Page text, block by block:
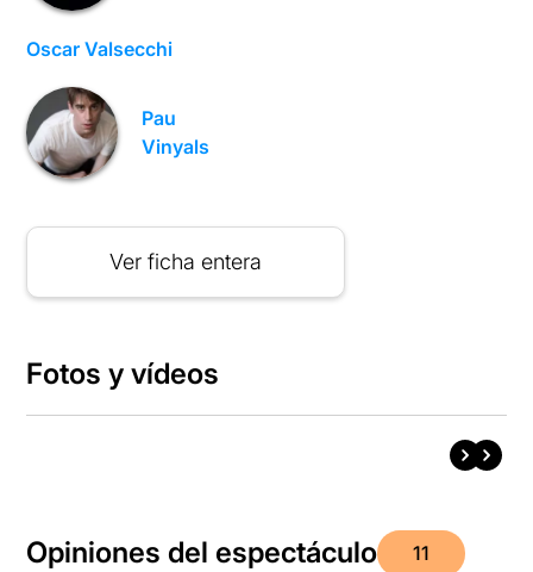
Oscar Valsecchi
Pau
Vinyals
Ver ficha entera
Fotos y vídeos
Opiniones del espectáculo 11